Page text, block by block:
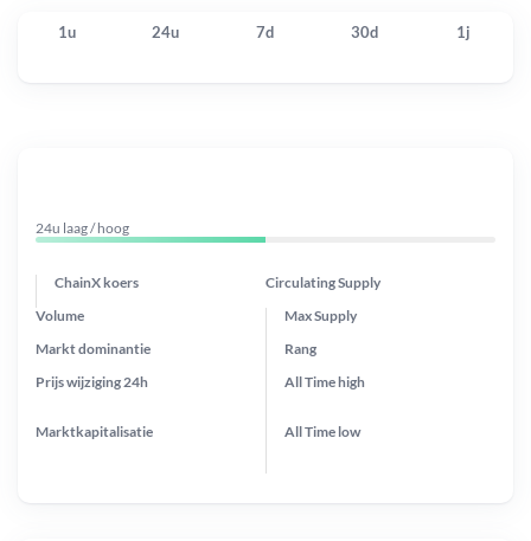
1u 24u 7d 30d 1j
24u laag / hoog
ChainX koers Circulating Supply
Prijs wijziging 24h
Max Supply
Markt dominantie
Marktkapitalisatie
Volume
Rang
All Timehigh
All Time low